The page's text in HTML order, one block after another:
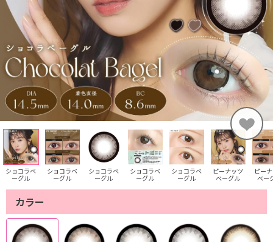
ショコラベ
ーグル
ショコラベ
ーグル
ショコラベ
ーグル
ショコラベ
ーグル
ショコラベ
ーグル
ピーナッツ
ベーグル
ピー
ベー
カラー